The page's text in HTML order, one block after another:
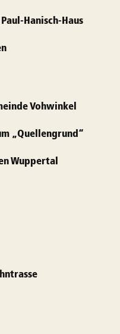
Hanisch-Haus
Vohwinkel
„Quellengrund“
Wuppertal